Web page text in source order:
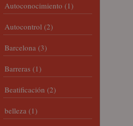
Autoconocimiento (1)
Autocontrol (2)
Barcelona (3)
Barreras (1)
Beatificación (2)
belleza (1)